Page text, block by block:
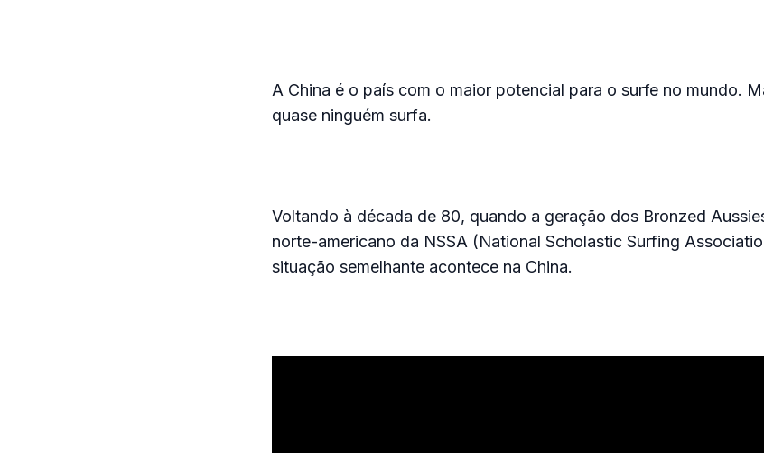
A China é o país com o maior potencial para o surfe no mundo.
quase ninguém surfa.
Voltando à década de 80, quando a geração dos Bronzed
norte-americano da NSSA (National Scholastic Surfing
situação semelhante acontece na China.